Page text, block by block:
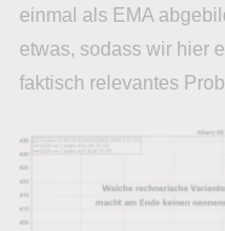
einmal als EMA
etwas, sodass wir hier
faktisch relevantes